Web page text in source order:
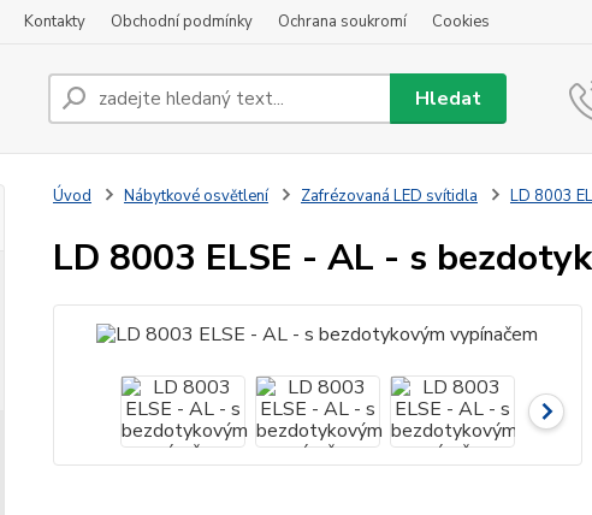
Kontakty Obchodní podmínky Ochrana soukromí Cookies
Hledat
Úvod Nábytkové osvětlení Zafrézovaná LED svítidla LD 8003 EL
LD 8003 ELSE - AL - s